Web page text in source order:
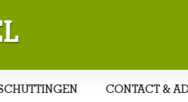
CONTACT &